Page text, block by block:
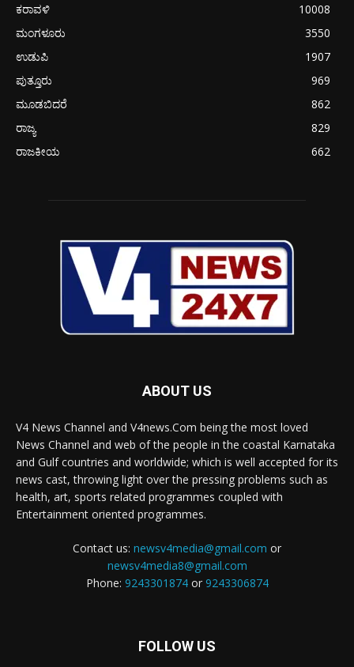
ಕರಾವಳಿ
10008
ಮಂಗಳೂರು
3550
ಉಡುಪಿ
1907
ಪುತ್ತೂರು
969
ಮೂಡಬಿದರೆ
862
ರಾಜ್ಯ
829
ರಾಜಕೀಯ
662
ABOUT US
V4 News Channel and V4news.Com being the most loved
News Channel and web of the people in the coastal Karnataka
and Gulf countries and worldwide; which is well accepted for its
news cast, throwing light over the pressing problems such as
health, art, sports related programmes coupled with
Entertainment oriented programmes.
Contact us: newsv4media@gmail.com or
newsv4media8@gmail.com
Phone: 9243301874or 9243306874
FOLLOW US